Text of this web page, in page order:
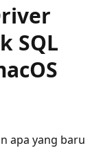
SQL
apa yang baru